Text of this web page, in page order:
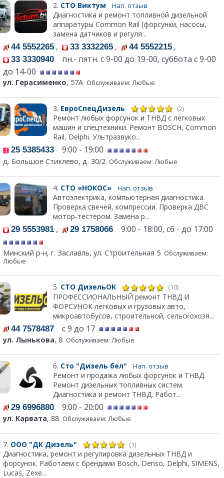
2. СТО Виктум Нап. отзыв
Диагностика и ремонт топливной дизельной
аппаратуры Common Rail (форсунки, насосы,
замена датчиков и регуля...
44 5552265 , 33 3332265 , 44 5552215 ,
33 3330940 пн.- пятн. с 9-00 до 19-00, суббота с 9-00
до 14-00
ул. Герасименко, 57А Обслуживаем: Любые
3. ЕвроСпецДизель (2)
Ремонт любых форсунок и ТНВД с легковых
машин и спецтехники. Ремонт BOSCH, Common
Rail, Delphi. Ультразвуко...
25 5385433 9:00 - 19:00
д. Большое Стиклево, д. 30/2 Обслуживаем: Любые
4. СТО «НОКОС» Нап. отзыв
Автоэлектрика, компьютерная диагностика.
Проверка свечей, компрессии. Проверка ДВС
мотор-тестером. Замена р...
29 5553981 , 29 1758066 9:00 - 18:00, сб - до 17:00
Минский р-н, г. Заславль, ул. Строительная 5 Обслуживаем:
Любые
5. СТО ДизельОК (10)
ПРОФЕССИОНАЛЬНЫЙ ремонт ТНВД И
ФОРСУНОК легковых и грузовых авто,
микроавтобусов, строительной, сельскохозя...
44 7578487 с 9 до 17
ул. Лынькова, 8 Обслуживаем: Любые
6. Сто "Дизель бел" Нап. отзыв
Ремонт и продажа любых форсунок и ТНВД.
Ремонт дизельных топливных систем.
Диагностика и ремонт ТНВД. Работ...
29 6996880 9:00 - 20:00
ул. Карвата, 88 Обслуживаем: Любые
7. ООО "ДК Дизель" (1)
Диагностика, ремонт и регулировка дизельных ТНВД и
форсунок. Работаем с брендами Bosch, Denso, Delphi, SIMENS,
Lucas, Zexe...